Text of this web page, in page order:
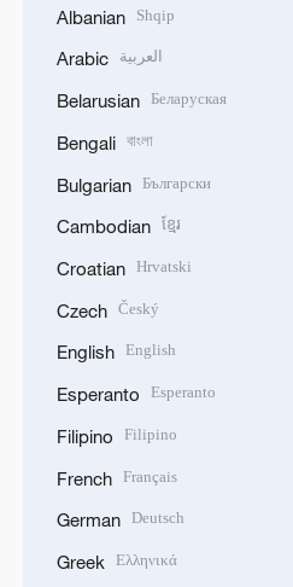
Albanian Shqip
Arabic العربية
Belarusian Беларуская
Bengali বাংলা
Bulgarian Български
Cambodian ខ្មែរ
Croatian Hrvatski
Czech Český
English English
Esperanto Esperanto
Filipino Filipino
French Français
German Deutsch
Greek Ελληνικά